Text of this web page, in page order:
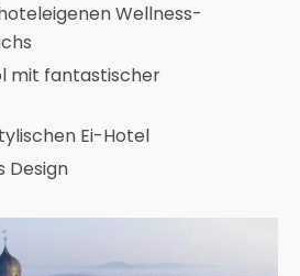
Wellness-
mit fantastischer
Ei-Hotel
Design